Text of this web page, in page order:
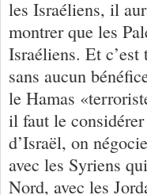
les Israéliens, il
montrer que les
Israéliens. Et
sans aucun
le Hamas
il faut le
d’Israël, on
avec les Syriens
Nord, avec les